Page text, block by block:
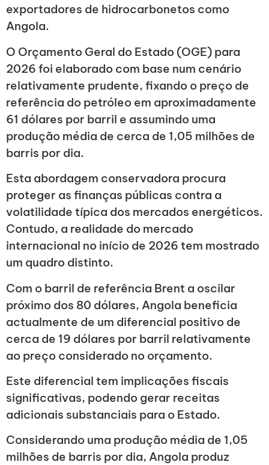
exportadores de hidrocarbonetos como
Angola.
O Orçamento Geral do Estado (OGE) para
2026 foi elaborado com base num cenário
relativamente prudente, fixando o preço de
referência do petróleo em aproximadamente
61 dólares por barril e assumindo uma
produção média de cerca de 1,05 milhões de
barris por dia.
Esta abordagem conservadora procura
proteger as finanças públicas contra a
volatilidade típica dos mercados energéticos.
Contudo, a realidade do mercado
internacional no início de 2026 tem mostrado
um quadro distinto.
Com o barril de referência Brent a oscilar
próximo dos 80 dólares, Angola beneficia
actualmente de um diferencial positivo de
cerca de 19 dólares por barril relativamente
ao preço considerado no orçamento.
Este diferencial tem implicações fiscais
significativas, podendo gerar receitas
adicionais substanciais para o Estado.
Considerando uma produção média de 1,05
milhões de barris por dia, Angola produz